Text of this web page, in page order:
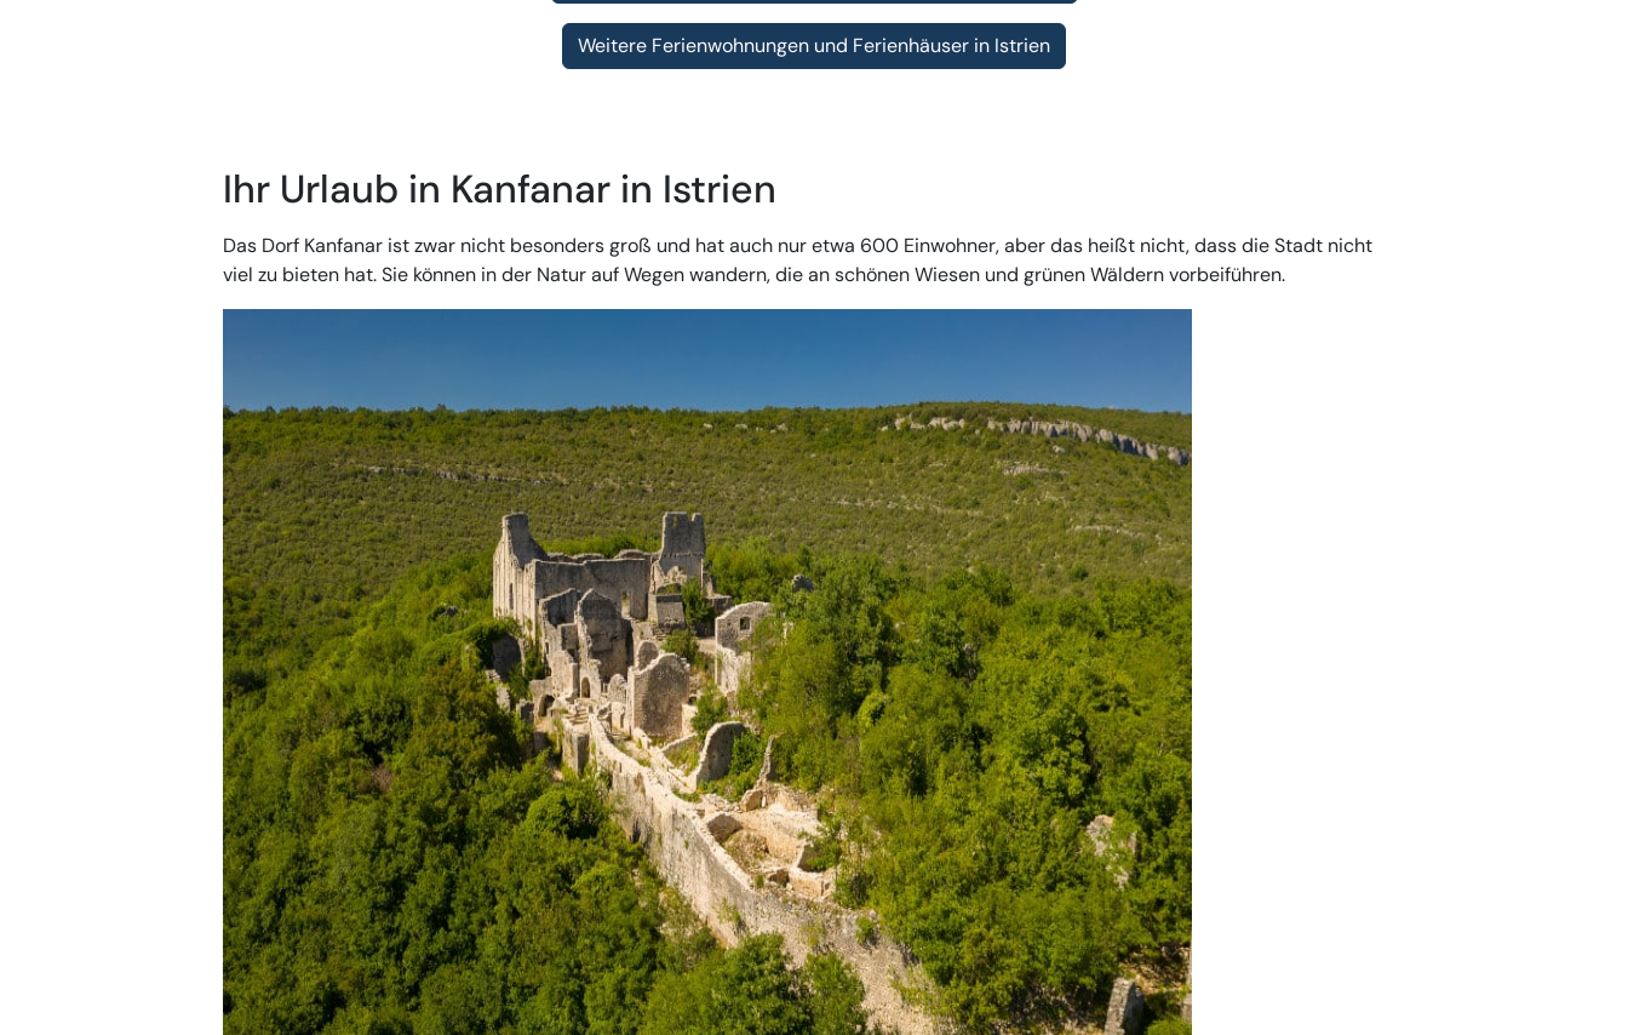
Weitere Ferienwohnungen und Ferienhäuser in Istrien
Ihr Urlaub in Kanfanar in Istrien
Das Dorf Kanfanar ist zwar nicht besonders groß und hat auch nur etwa 600 Einwohner, aber das heißt nicht, dass die Stadt nicht
viel zu bieten hat. Sie können in der Natur auf Wegen wandern, die an schönen Wiesen und grünen Wäldern vorbeiführen.